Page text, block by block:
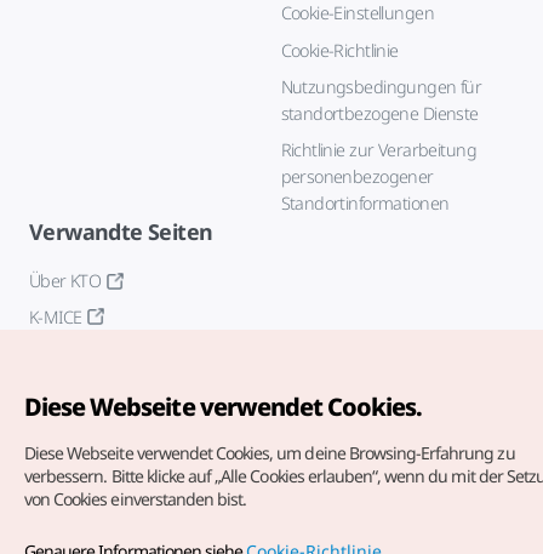
Cookie-Einstellungen
Cookie-Richtlinie
Nutzungsbedingungen für
standortbezogene Dienste
Richtlinie zur Verarbeitung
personenbezogener
Standortinformationen
Verwandte Seiten
Über KTO
K-MICE
vorbehalten.
Diese Webseite verwendet Cookies.
Diese Webseite verwendet Cookies, um deine Browsing-Erfahrung zu
verbessern. Bitte klicke auf „Alle Cookies erlauben“, wenn du mit der
von Cookies einverstanden bist.